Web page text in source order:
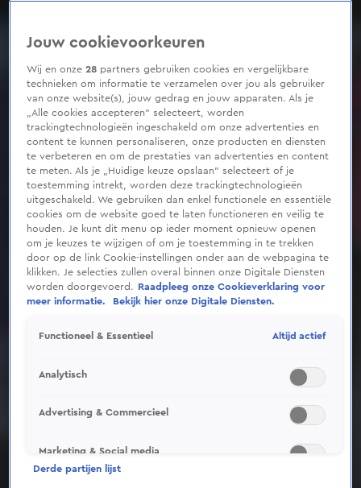
Deze video is niet beschikbaar op je huidige locatie
Jouw cookievoorkeuren
Wij en onze28 partners gebruiken cookies en vergelijkbare
technieken om informatie te verzamelen over jou als gebruiker
van onze website(s), jouw gedrag en jouw apparaten. Als je
„Alle cookies accepteren” selecteert, worden
trackingtechnologieën ingeschakeld om onze advertenties en
content te kunnen personaliseren, onze producten en diensten
te verbeteren en om de prestaties van advertenties en content
te meten. Als je „Huidige keuze opslaan” selecteert of je
toestemming intrekt, worden deze trackingtechnologieën
uitgeschakeld. We gebruiken dan enkel functionele en essentiële
cookies om de website goed te laten functioneren en veilig te
houden. Je kunt dit menu op ieder moment opnieuw openen
om je keuzes te wijzigen of om je toestemming in te trekken
door op de link Cookie-instellingen onder aan de webpagina te
klikken. Je selecties zullen overal binnen onze Digitale Diensten
worden doorgevoerd.
Raadpleeg onze Cookieverklaring voor
meer informatie.
Bekijk hier onze Digitale Diensten.
Functioneel & Essentieel Altijd actief
Analytisch
Advertising & Commercieel
Marketing & Social media
Derde partijen lijst